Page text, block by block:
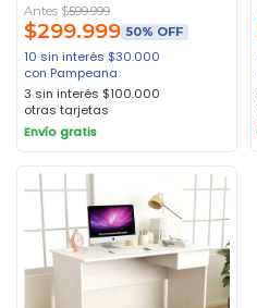
Antes $599.999
$299.999 50% OFF
10 sin interés $30.000
con Pampeana
3 sin interés $100.000
otras tarjetas
Envío gratis